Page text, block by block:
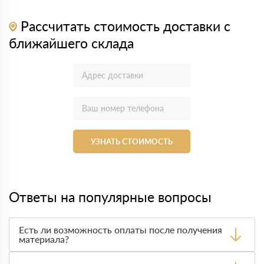
Рассчитать стоимость доставки с
ближайшего склада
УЗНАТЬ СТОИМОСТЬ
Ответы на популярные вопросы
Есть ли возможность оплаты после получения
материала?